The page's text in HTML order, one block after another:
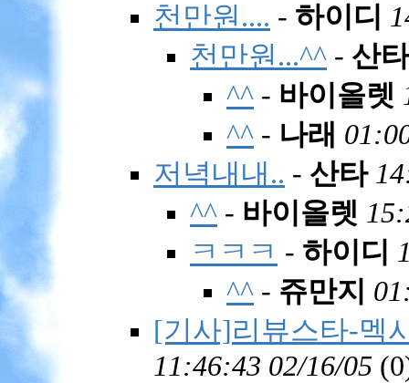
천만원.... - 하이디
천만원...^^ - 산타
^^ - 바이올렛
^^ - 나래
저녁내내.. - 산타
^^ - 바이올렛
ㅋㅋㅋ - 하이디
^^ - 쥬만지
[기사]리뷰스타-멕
11:46:43 02/16/05 (